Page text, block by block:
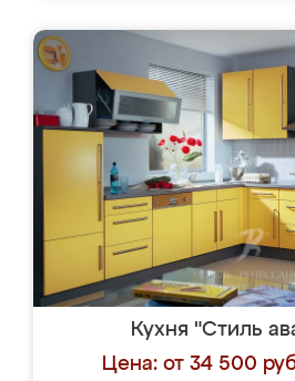
Кухня "Стиль
Цена: от 34 500